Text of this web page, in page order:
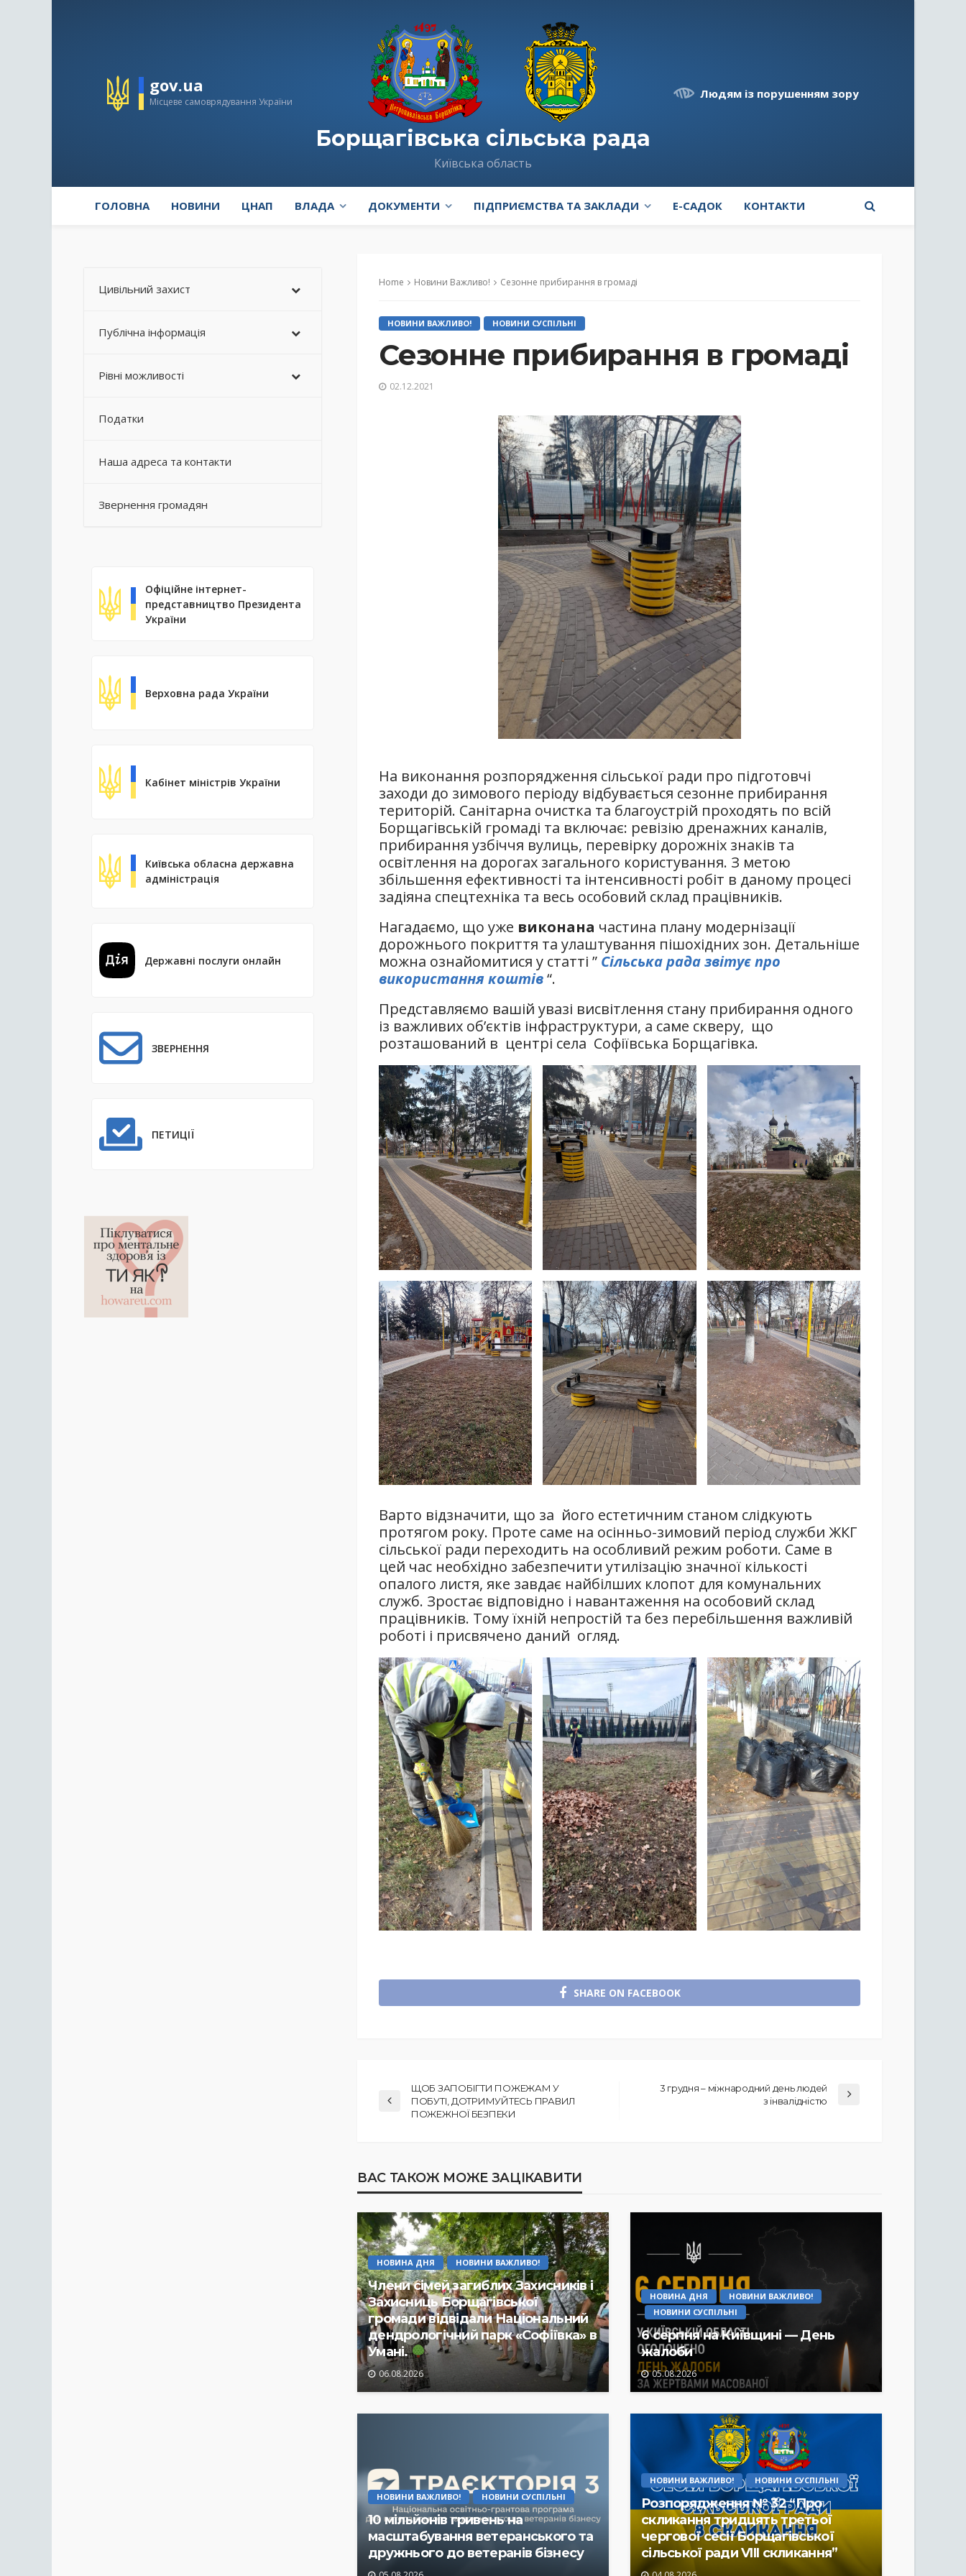
gov.ua
Місцеве самоврядування України
Борщагівська сільська рада
Київська область
Людям із порушенням зору
ГОЛОВНА НОВИНИ ЦНАП ВЛАДА ДОКУМЕНТИ ПІДПРИЄМСТВА ТА ЗАКЛАДИ E-САДОК КОНТАКТИ
Home Новини Важливо! Сезонне прибирання в громаді
НОВИНИ ВАЖЛИВО! НОВИНИ СУСПІЛЬНІ
Сезонне прибирання в громаді
02.12.2021
На виконання розпорядження сільської ради про підготовчі
заходи до зимового періоду відбувається сезонне прибирання
територій. Санітарна очистка та благоустрій проходять по всій
Борщагівській громаді та включає: ревізію дренажних каналів,
прибирання узбіччя вулиць, перевірку дорожніх знаків та
освітлення на дорогах загального користування. З метою
збільшення ефективності та інтенсивності робіт в даному процесі
задіяна спецтехніка та весь особовий склад працівників.
Нагадаємо, що уже виконана частина плану модернізації
дорожнього покриття та улаштування пішохідних зон. Детальніше
можна ознайомитися у статті ” Сільська рада звітує про
використання коштів“.
Представляємо вашій увазі висвітлення стану прибирання одного
із важливих об’єктів інфраструктури, а саме скверу, що
розташований в центрі села Софіївська Борщагівка.
Варто відзначити, що за його естетичним станом слідкують
протягом року. Проте саме на осінньо-зимовий період служби ЖКГ
сільської ради переходить на особливий режим роботи. Саме в
цей час необхідно забезпечити утилізацію значної кількості
опалого листя, яке завдає найбілших клопот для комунальних
служб. Зростає відповідно і навантаження на особовий склад
працівників. Тому їхній непростій та без перебільшення важливій
роботі і присвячено даний огляд.
SHARE ON FACEBOOK
ЩОБ ЗАПОБІГТИ ПОЖЕЖАМ У
ПОБУТІ, ДОТРИМУЙТЕСЬ ПРАВИЛ
ПОЖЕЖНОЇ БЕЗПЕКИ
3 грудня – міжнародний день людей
з інвалідністю
ВАС ТАКОЖ МОЖЕ ЗАЦІКАВИТИ
НОВИНА ДНЯ НОВИНИ ВАЖЛИВО!
Члени сімей загиблих Захисників і
Захисниць Борщагівської
громади відвідали Національний
дендрологічний парк «Софіївка» в
Умані.
06.08.2026
НОВИНА ДНЯ
НОВИНИ ВАЖЛИВО!
НОВИНИ СУСПІЛЬНІ
6 серпня на Київщині — День
жалоби
05.08.2026
НОВИНИ ВАЖЛИВО! НОВИНИ СУСПІЛЬНІ
10 мільйонів гривень на
масштабування ветеранського та
дружнього до ветеранів бізнесу
НОВИНИ ВАЖЛИВО! НОВИНИ СУСПІЛЬНІ
Розпорядження № 32 “Про
скликання тридцять третьої
чергової сесії Борщагівської
сільської ради VIII скликання”
Цивільний захист
Публічна інформація
Рівні можливості
Податки
Наша адреса та контакти
Звернення громадян
Офіційне інтернет-
представництво Президента
України
Верховна рада України
Кабінет міністрів України
Київська обласна державна
адміністрація
Державні послуги онлайн
ЗВЕРНЕННЯ
ПЕТИЦІЇ